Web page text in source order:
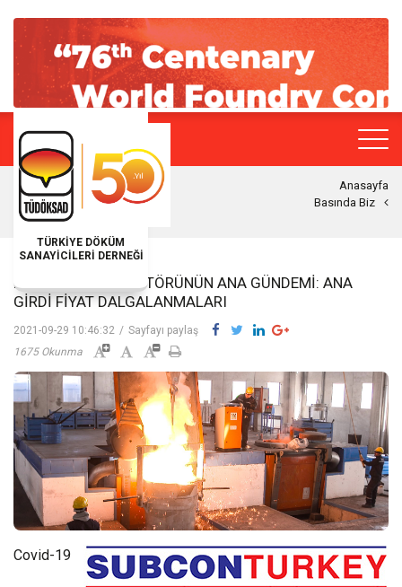
TÜRKİYE DÖKÜM
SANAYİCİLERİ DERNEĞİ
Anasayfa
Basında Biz
METAL DÖKÜM SEKTÖRÜNÜN ANA GÜNDEMI: ANA
GIRDI FIYAT DALGALANMALARI
2021-09-29 10:46:32 / Sayfayı paylaş
1675 Okunma
Covid-19